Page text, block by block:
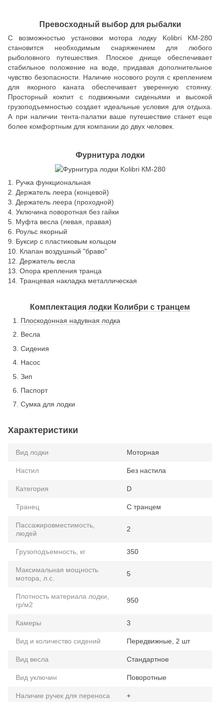
Превосходный выбор для рыбалки
С возможностью установки мотора лодку Kolibri KM-280
становится необходимым снаряжением для любого
рыболовного путешествия. Плоское днище обеспечивает
стабильное положение на воде, придавая дополнительное
чувство безопасности. Наличие носового роуля с креплением
для якорного каната обеспечивает уверенную стоянку.
Просторный кокпит с подвижными сиденьями и высокой
грузоподъемностью создает идеальные условия для отдыха.
А при наличии тента-палатки ваше путешествие станет еще
более комфортным для компании до двух человек.
Фурнитура лодки
1. Ручка функциональная
2. Держатель леера (концевой)
3. Держатель леера (проходной)
4. Уключина поворотная без гайки
5. Муфта весла (левая, правая)
6. Роульс якорный
9. Буксир с пластиковым кольцом
10. Клапан воздушный "браво"
12. Держатель весла
13. Опора крепления транца
14. Транцевая накладка металлическая
Комплектация лодки Колибри с транцем
Плоскодонная надувная лодка
Весла
Сидения
Насос
Зип
Паспорт
Сумка для лодки
Характеристики
Вид лодки Моторная
Настил Без настила
Категория D
Транец С транцем
Пассажировместимость,
людей
2
Грузоподъемность, кг 350
Максимальная мощность
мотора, л.с.
5
Плотность материала лодки,
гр/м2
950
Камеры 3
Вид и количество сидений Передвижные, 2 шт
Вид весла Стандартное
Вид уключин Поворотные
Наличие ручек для переноса +